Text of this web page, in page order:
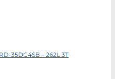
35DC4SB – 262L 3T